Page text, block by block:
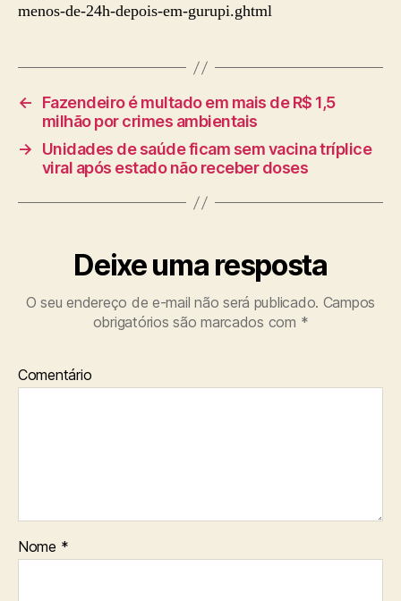
menos-de-24h-depois-em-gurupi.ghtml
←
Fazendeiro é multado em mais de R$ 1,5
milhão por crimes ambientais
→
Unidades de saúde ficam sem vacina tríplice
viral após estado não receber doses
Deixe uma resposta
O seu endereço de e-mail não será publicado. Campos
obrigatórios são marcados com *
Comentário
Nome *